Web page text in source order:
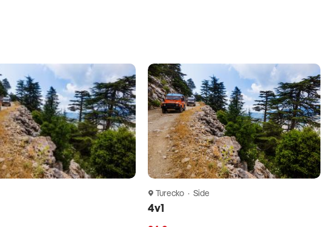
Turecko · Side
4v1